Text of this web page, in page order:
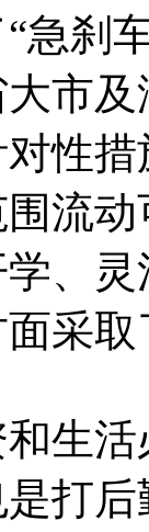
急刹
市
性
流
、
采
生
打